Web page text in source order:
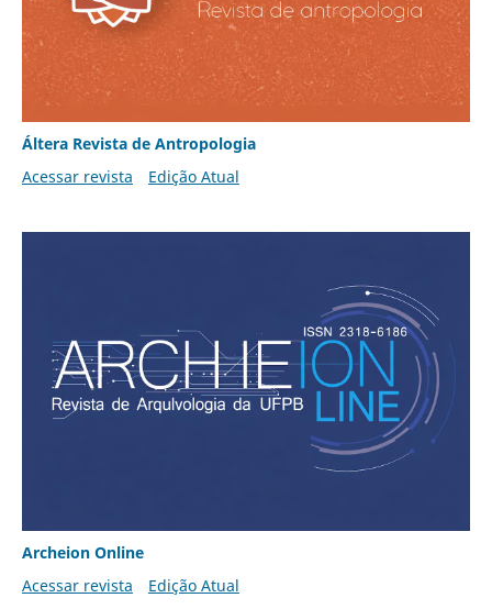
Áltera Revista de Antropologia
Acessar revista
Edição Atual
Archeion Online
Acessar revista
Edição Atual